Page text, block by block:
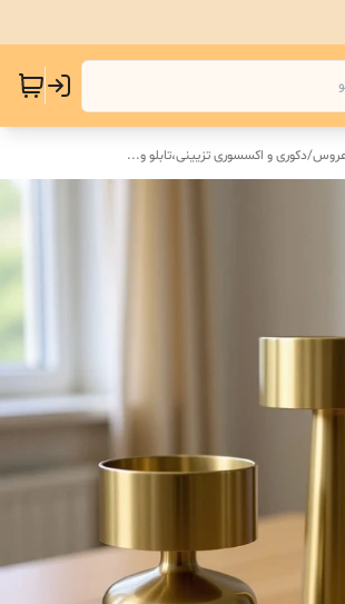
عروس/دکوری و اکسسوری تزیینی،تابلو و...